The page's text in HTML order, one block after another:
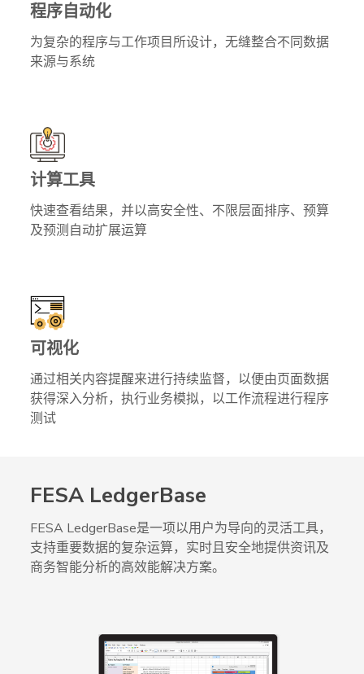
程序自动化
为复杂的程序与工作项目所设计，无缝整合不同数据
来源与系统
计算工具
快速查看结果，并以高安全性、不限层面排序、预算
及预测自动扩展运算
可视化
通过相关内容提醒来进行持续监督，以便由页面数据
获得深入分析，执行业务模拟，以工作流程进行程序
测试
FESA LedgerBase
FESA LedgerBase是一项以用户为导向的灵活工具，
支持重要数据的复杂运算，实时且安全地提供资讯及
商务智能分析的高效能解决方案。